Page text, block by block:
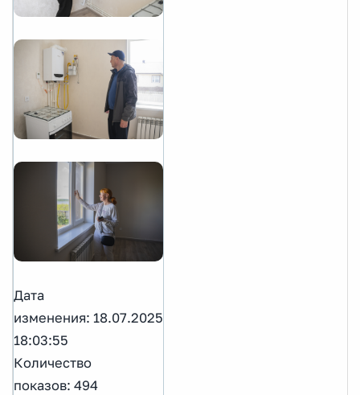
Дата
изменения: 18.07.2025
18:03:55
Количество
показов: 494